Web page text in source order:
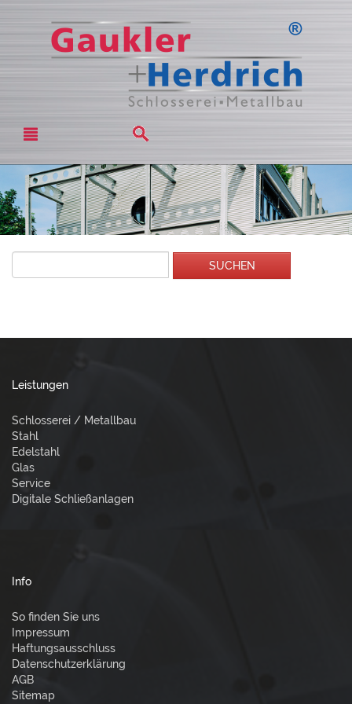
Type 2 orSUCHEN
Leistungen
Schlosserei / Metallbau
Stahl
Edelstahl
Glas
Service
Digitale Schließanlagen
Info
So finden Sie uns
Impressum
Haftungsausschluss
Datenschutzerklärung
AGB
Sitemap